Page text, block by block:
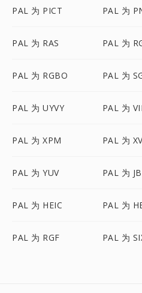
PAL 为 PICT PAL 为
PAL 为 RAS PAL 为
PAL 为 RGBO PAL 为
PAL 为 UYVY PAL 为
PAL 为 XPM PAL 为
PAL 为 YUV PAL 为
PAL 为 HEIC PAL 为
PAL 为 RGF PAL 为